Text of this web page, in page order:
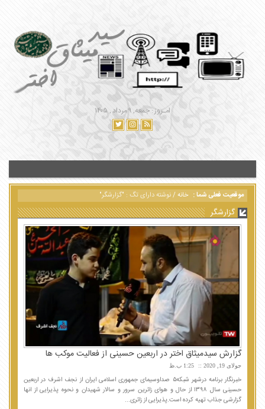
امـروز : جمعه, ۹ مرداد , ۱۴۰۵
موقعیت فعلی شما : خانه/نوشته دارای تگ : "گزارشگر"
گزارشگر
گزارش سیدمیثاق اختر در اربعین حسینی از فعالیت موکب ها
جولای 19, 2020 1:25 ب.ظ
خبرنگار برنامه درشهر شبکه۵ صداوسیمای جمهوری اسلامی ایران از نجف اشرف در اربعین
حسینی سال ۱۳۹۸ از حال و هوای زائرین سرور و سالار شهیدان و نحوه پذیرایی از انها
گزارشی جذاب تهیه کرده است.پذیرایی از زائری...